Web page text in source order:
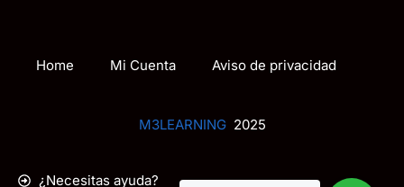
Home Mi Cuenta Aviso de privacidad
M3LEARNING2025
¿Necesitas ayuda?